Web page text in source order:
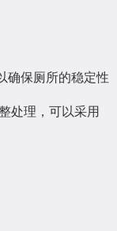
确保厕所的稳定性
处理，可以采用